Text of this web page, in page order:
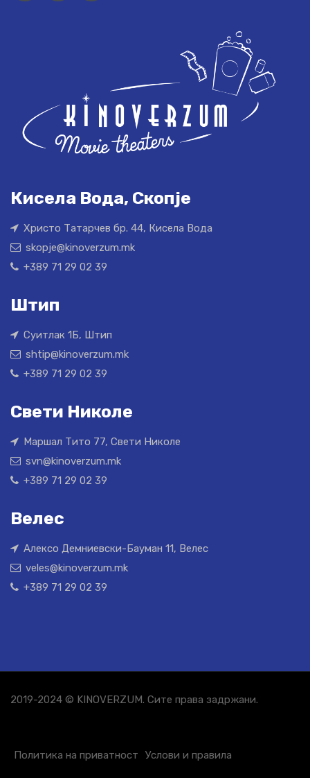
Кисела Вода, Скопје
Христо Татарчев бр. 44, Кисела Вода
skopje@kinoverzum.mk
+389 71 29 02 39
Штип
Суитлак 1Б, Штип
shtip@kinoverzum.mk
+389 71 29 02 39
Свети Николе
Маршал Тито 77, Свети Николе
svn@kinoverzum.mk
+389 71 29 02 39
Велес
Алексо Демниевски-Бауман 11, Велес
veles@kinoverzum.mk
+389 71 29 02 39
2019-2024 © KINOVERZUM. Сите права задржани.
Политика на приватност Услови и правила